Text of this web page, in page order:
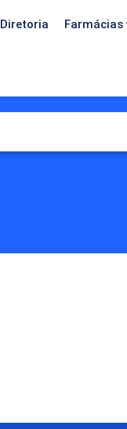
Diretoria Farmácias